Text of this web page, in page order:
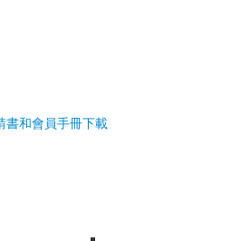
書和會員手冊下載